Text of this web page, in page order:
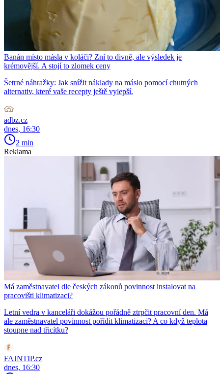
Banán místo másla v koláči? Zní to divně, ale výsledek je
krémovější. A stojí to zlomek ceny
Šetrné náhražky: Jak snížit náklady na máslo pomocí chutných
alternativ, které vaše recepty ještě vylepší.
adbz.cz
dnes, 16:30
2 min
Reklama
Má zaměstnavatel dle českých zákonů povinnost instalovat na
pracovišti klimatizaci?
Letní vedra v kanceláři dokážou pořádně ztrpčit pracovní den. Má
ale zaměstnavatel povinnost pořídit klimatizaci? A co když teplota
stoupne nad třicítku?
FAJNTIP.cz
dnes, 16:30